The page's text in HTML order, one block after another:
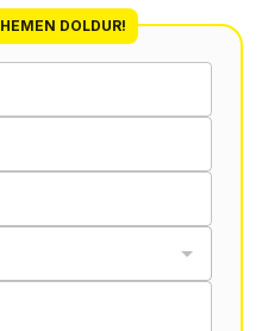
HEMEN DOLDUR!